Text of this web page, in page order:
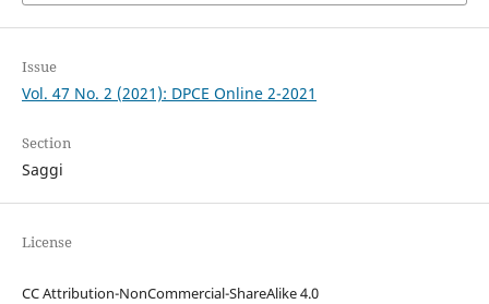
Issue
Vol. 47 No. 2 (2021): DPCE Online 2-2021
Section
Saggi
License
CC Attribution-NonCommercial-ShareAlike 4.0